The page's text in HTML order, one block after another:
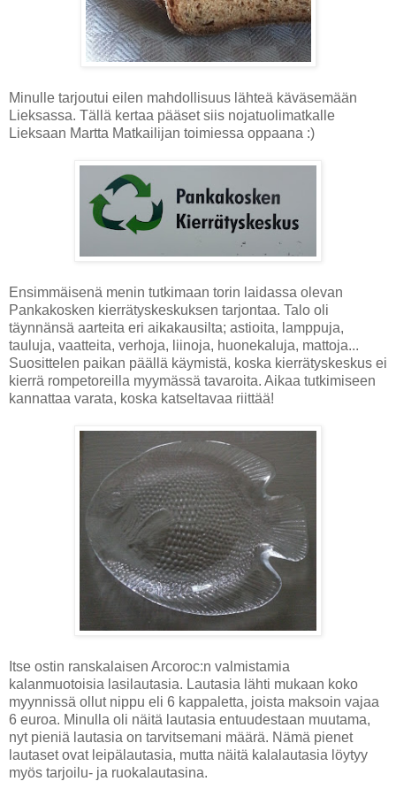
Minulle tarjoutui eilen mahdollisuus lähteä käväsemään
Lieksassa. Tällä kertaa pääset siis nojatuolimatkalle
Lieksaan Martta Matkailijan toimiessa oppaana :)
Ensimmäisenä menin tutkimaan torin laidassa olevan
Pankakosken kierrätyskeskuksen tarjontaa. Talo oli
täynnänsä aarteita eri aikakausilta; astioita, lamppuja,
tauluja, vaatteita, verhoja, liinoja, huonekaluja, mattoja...
Suosittelen paikan päällä käymistä, koska kierrätyskeskus ei
kierrä rompetoreilla myymässä tavaroita. Aikaa tutkimiseen
kannattaa varata, koska katseltavaa riittää!
Itse ostin ranskalaisen Arcoroc:n valmistamia
kalanmuotoisia lasilautasia. Lautasia lähti mukaan koko
myynnissä ollut nippu eli 6 kappaletta, joista maksoin vajaa
6 euroa. Minulla oli näitä lautasia entuudestaan muutama,
nyt pieniä lautasia on tarvitsemani määrä. Nämä pienet
lautaset ovat leipälautasia, mutta näitä kalalautasia löytyy
myös tarjoilu- ja ruokalautasina.